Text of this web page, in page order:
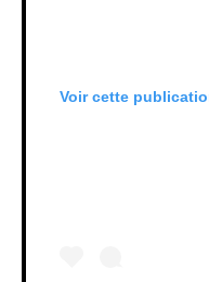
Voir cette